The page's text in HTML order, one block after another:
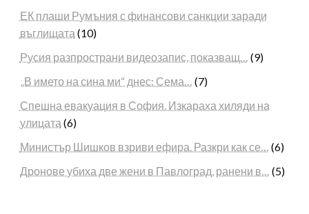
ЕК плаши Румъния с финансови санкции заради
въглищата (10)
Русия разпространи видеозапис, показващ… (9)
„В името на сина ми“ днес: Сема… (7)
Спешна евакуация в София. Изкараха хиляди на
улицата (6)
Министър Шишков взриви ефира. Разкри как се… (6)
Дронове убиха две жени в Павлоград, ранени в… (5)